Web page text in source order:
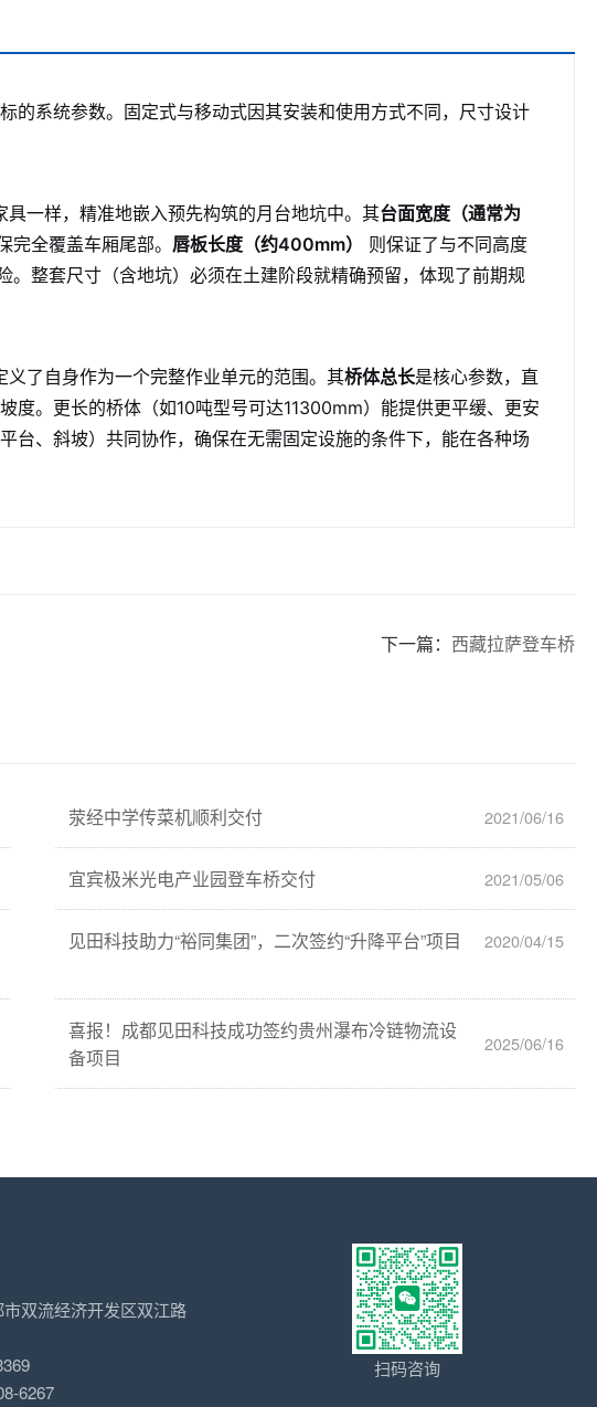
的系统参数。固定式与移动式因其安装和使用方式不同，尺寸设计
具一样，精准地嵌入预先构筑的月台地坑中。其台面宽度（通常为
全覆盖车厢尾部。 唇板长度（约400mm）
则保证了与不同高度
。整套尺寸（含地坑）必须在土建阶段就精确预留，体现了前期规
义了自身作为一个完整作业单元的范围。其桥体总长是核心参数，直
度。更长的桥体（如10吨型号可达11300mm）能提供更平缓、更安
台、斜坡）共同协作，确保在无需固定设施的条件下，能在各种场
下一篇： 西藏拉萨登车桥
荥经中学传菜机顺利交付 2021/06/16
宜宾极米光电产业园登车桥交付 2021/05/06
见田科技助力“裕同集团”，二次签约“升降平台”项目 2020/04/15
喜报！成都见田科技成功签约贵州瀑布冷链物流设
备项目
2025/06/16
双流经济开发区双江路
6267
扫码咨询